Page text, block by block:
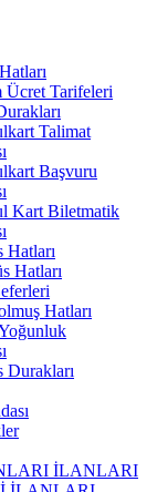
Ücret Tarifeleri
Talimat
Başvuru
Kart Biletmatik
Hatları
Hatları
Hatları
Durakları
İLANLARI